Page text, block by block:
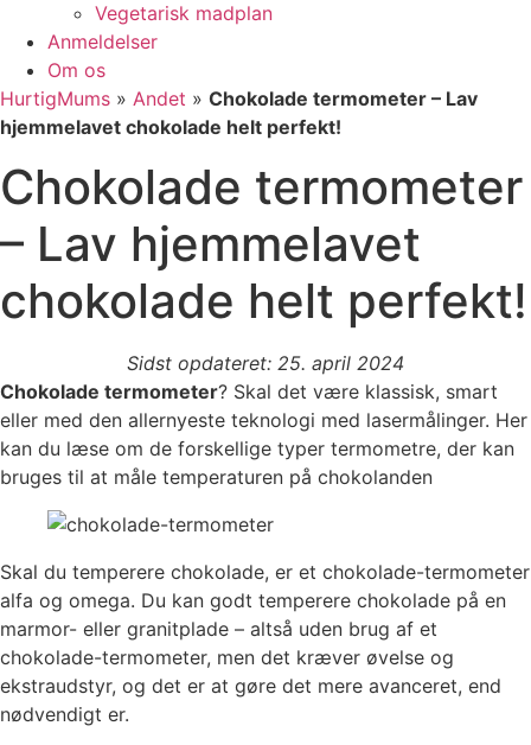
Vegetarisk madplan
Anmeldelser
Om os
HurtigMums » Andet » Chokolade termometer – Lav
hjemmelavet chokolade helt perfekt!
Chokolade termometer
– Lav hjemmelavet
chokolade helt perfekt!
Sidst opdateret: 25. april 2024
Chokolade termometer? Skal det være klassisk, smart
eller med den allernyeste teknologi med lasermålinger. Her
kan du læse om de forskellige typer termometre, der kan
bruges til at måle temperaturen på chokolanden
Skal du temperere chokolade, er et chokolade-termometer
alfa og omega. Du kan godt temperere chokolade på en
marmor- eller granitplade – altså uden brug af et
chokolade-termometer, men det kræver øvelse og
ekstraudstyr, og det er at gøre det mere avanceret, end
nødvendigt er.